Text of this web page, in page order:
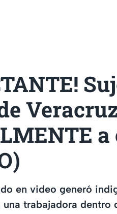
en video generó
trabajadora dentro